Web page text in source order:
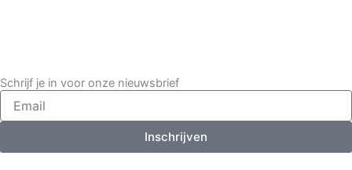
Schrijf je in voor onze nieuwsbrief
Inschrijven